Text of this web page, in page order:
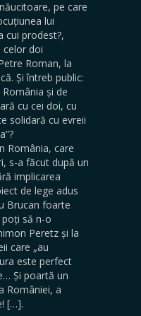
pe care
lui
cui prodest?,
doi
Roman, la
Și întreb public:
și de
cu cei doi, cu
solidară cu evreii
România, care
s-a făcut după un
implicarea
de lege adus
Brucan foarte
să n-o
Peretz și la
care „au
este perfect
Și poartă un
României, a
[…].